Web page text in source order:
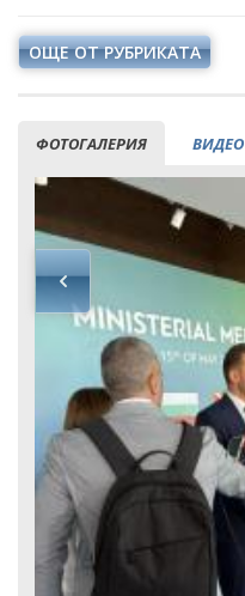
ОЩЕ ОТ РУБРИКАТА
ФОТОГАЛЕРИЯ ВИДЕО